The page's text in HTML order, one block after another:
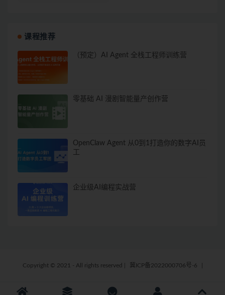
课程推荐
（预定）AI Agent 全栈工程师训练营
零基础 AI 漫剧智能量产创作营
OpenClaw Agent 从0到1打造你的数字AI员
企业级AI编程实战营
Copyright © 2021 - All rights reserved 冀ICP备2022000706号-6